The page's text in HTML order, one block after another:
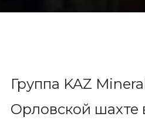
Группа KAZ
Орловской шахте